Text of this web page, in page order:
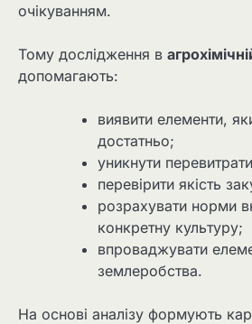
очікуванням.
Тому дослідження в
допомагають:
виявити елементи,
достатньо;
уникнути
перевірити якість
розрахувати норми
конкретну культуру;
впроваджувати
землеробства.
На основі аналізу формують